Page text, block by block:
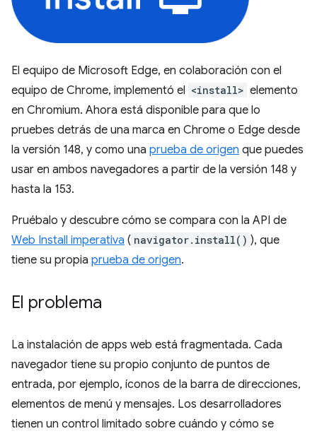
El equipo de Microsoft Edge, en colaboración con el
equipo de Chrome, implementó el <install> elemento
en Chromium. Ahora está disponible para que lo
pruebes detrás de una marca en Chrome o Edge desde
la versión 148, y como una prueba de origen que puedes
usar en ambos navegadores a partir de la versión 148 y
hasta la 153.
Pruébalo y descubre cómo se compara con la API de
Web Install imperativa ( navigator.install() ), que
tiene su propia prueba de origen.
El problema
La instalación de apps web está fragmentada. Cada
navegador tiene su propio conjunto de puntos de
entrada, por ejemplo, íconos de la barra de direcciones,
elementos de menú y mensajes. Los desarrolladores
tienen un control limitado sobre cuándo y cómo se